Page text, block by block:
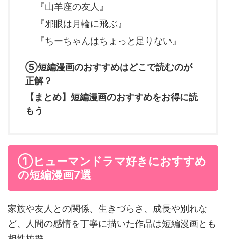
『山羊座の友人』
『邪眼は月輪に飛ぶ』
『ちーちゃんはちょっと足りない』
⑤短編漫画のおすすめはどこで読むのが
正解？
【まとめ】短編漫画のおすすめをお得に読
もう
①ヒューマンドラマ好きにおすすめ
の短編漫画7選
家族や友人との関係、生きづらさ、成長や別れな
ど、人間の感情を丁寧に描いた作品は短編漫画とも